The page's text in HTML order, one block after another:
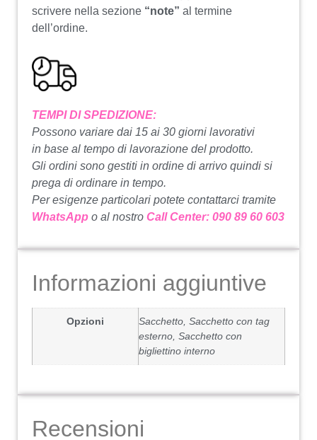
scrivere nella sezione “note” al termine
dell’ordine.
TEMPI DI SPEDIZIONE:
Possono variare dai 15 ai 30 giorni lavorativi
in ​​base al tempo di lavorazione del prodotto.
Gli ordini sono gestiti in ordine di arrivo quindi si
prega di ordinare in tempo.
Per esigenze particolari potete contattarci tramite
WhatsApp o al nostro Call Center: 090 89 60 603
Informazioni aggiuntive
Opzioni
Sacchetto, Sacchetto con tag
esterno, Sacchetto con
bigliettino interno
Recensioni